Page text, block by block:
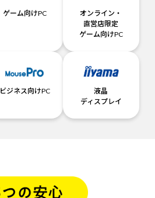
ゲーム向けPC
オンライン・
直営店限定
ゲーム向けPC
ビジネス向けPC
液晶
ディスプレイ